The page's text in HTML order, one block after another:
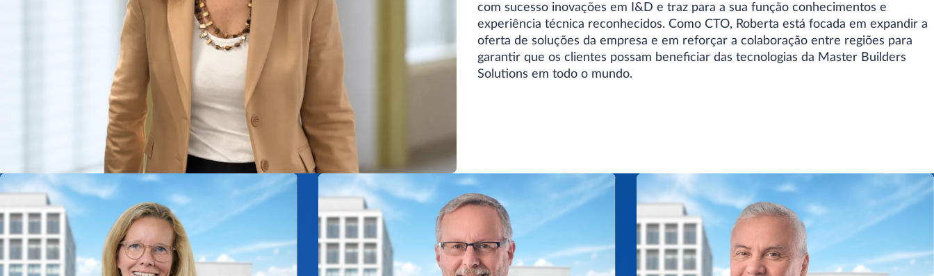
com sucesso inovações em I&D e traz para a sua função conhecimentos e
experiência técnica reconhecidos. Como CTO, Roberta está focada em expandir a
oferta de soluções da empresa e em reforçar a colaboração entre regiões para
garantir que os clientes possam beneficiar das tecnologias da Master Builders
Solutions em todo o mundo.